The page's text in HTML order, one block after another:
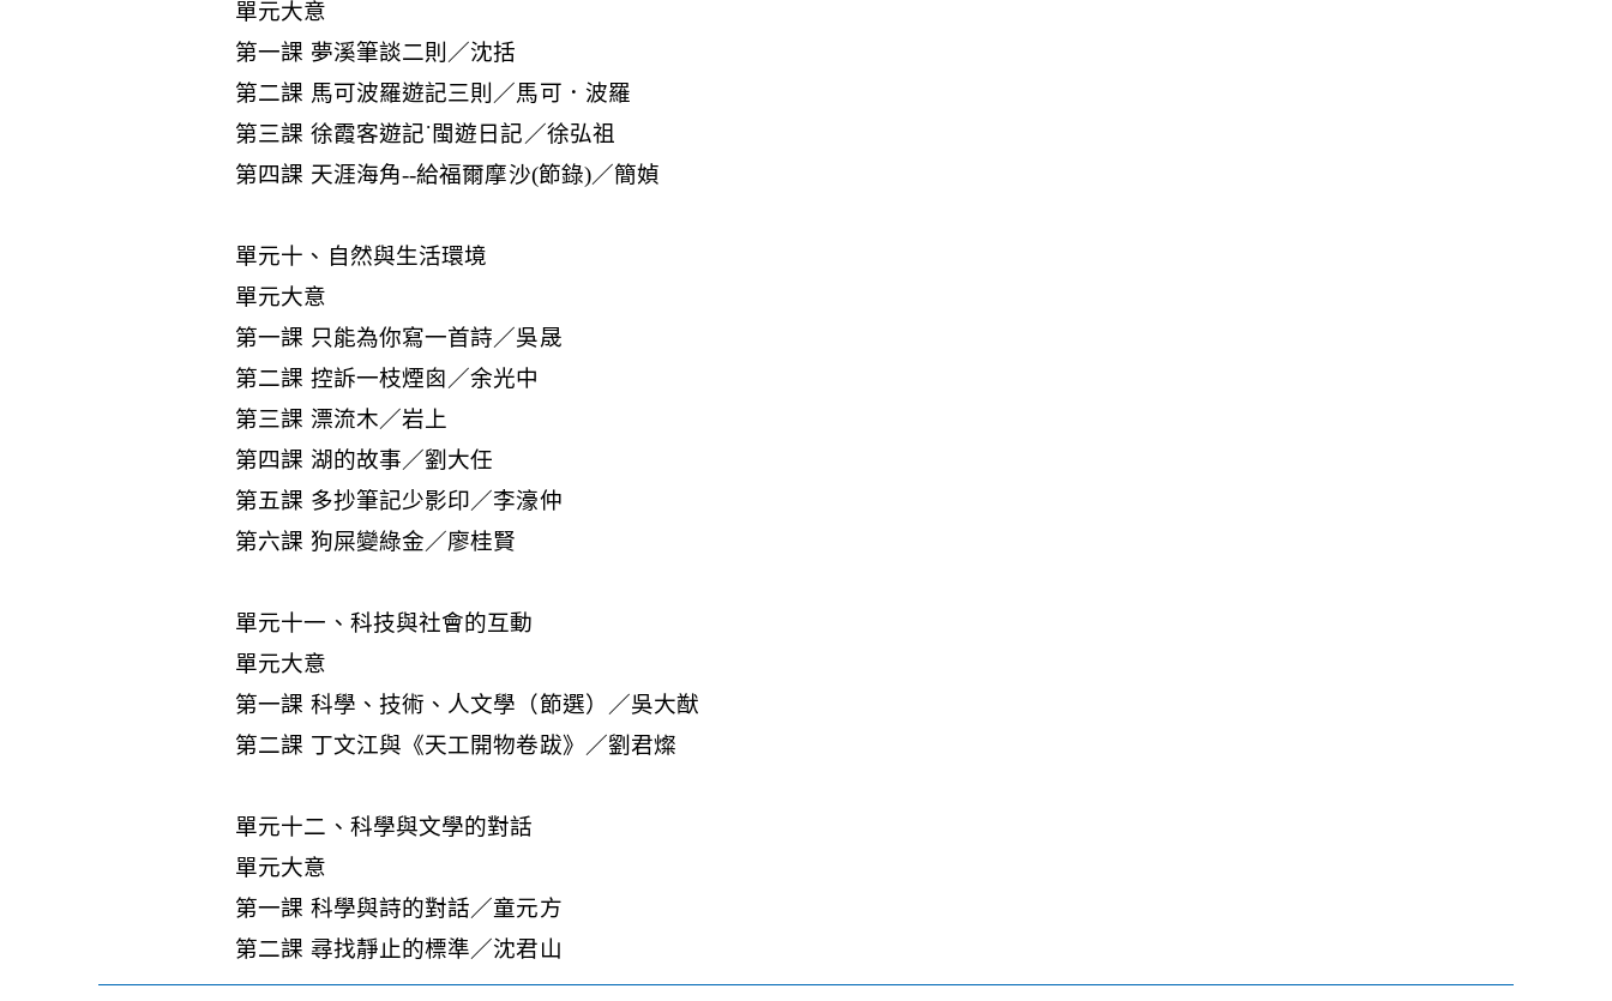
單元大意
第一課 夢溪筆談二則／沈括
第二課 馬可波羅遊記三則／馬可．波羅
第三課 徐霞客遊記˙閩遊日記／徐弘祖
第四課 天涯海角--給福爾摩沙(節錄)／簡媜
單元十、自然與生活環境
單元大意
第一課 只能為你寫一首詩／吳晟
第二課 控訴一枝煙囪／余光中
第三課 漂流木／岩上
第四課 湖的故事／劉大任
第五課 多抄筆記少影印／李濠仲
第六課 狗屎變綠金／廖桂賢
單元十一、科技與社會的互動
單元大意
第一課 科學、技術、人文學（節選）／吳大猷
第二課 丁文江與《天工開物卷跋》／劉君燦
單元十二、科學與文學的對話
單元大意
第一課 科學與詩的對話／童元方
第二課 尋找靜止的標準／沈君山